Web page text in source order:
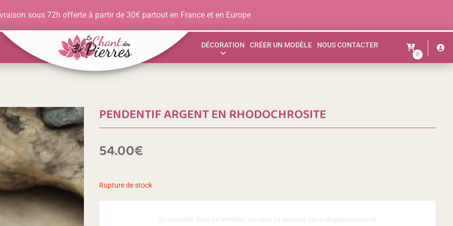
sous 72h offerte à partir de 30€ partout en France et en Europe
DÉCORATION CRÉER UN MODÈLE NOUS CONTACTER
0
PENDENTIF ARGENT EN RHODOCHROSITE
54.00€
Rupture de stock